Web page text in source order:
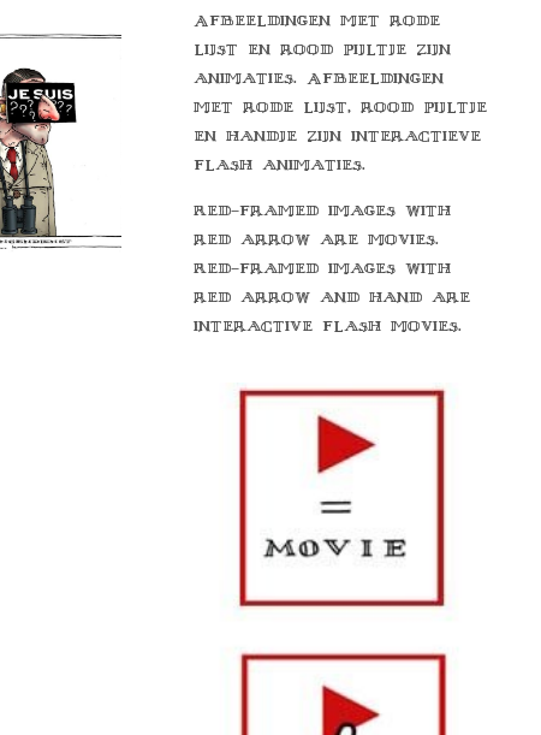
Afbeeldingen met rode
lijst en rood pijltje zijn
animaties. Afbeeldingen
met rode lijst, rood pijltje
en handje zijn interactieve
flash animaties.
Red-framed images with
red arrow are movies.
Red-framed images with
red arrow and hand are
interactive flash movies.